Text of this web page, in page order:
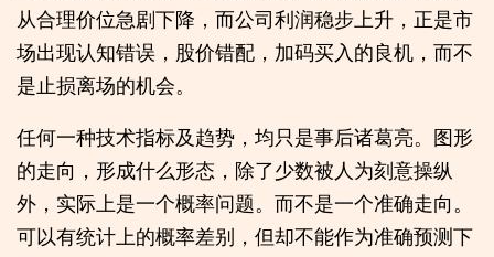
从合理价位急剧下降，而公司利润稳步上升，正是市
场出现认知错误，股价错配，加码买入的良机，而不
是止损离场的机会。
任何一种技术指标及趋势，均只是事后诸葛亮。图形
的走向，形成什么形态，除了少数被人为刻意操纵
外，实际上是一个概率问题。而不是一个准确走向。
可以有统计上的概率差别，但却不能作为准确预测下